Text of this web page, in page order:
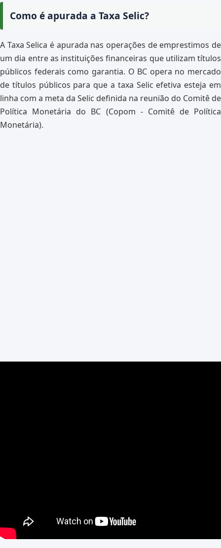
Como é apurada a Taxa Selic?
A Taxa Selica é apurada nas operações de emprestimos de
um dia entre as instituições financeiras que utilizam títulos
públicos federais como garantia. O BC opera no mercado
de títulos públicos para que a taxa Selic efetiva esteja em
linha com a meta da Selic definida na reunião do Comitê de
Política Monetária do BC (Copom - Comitê de Política
Monetária).